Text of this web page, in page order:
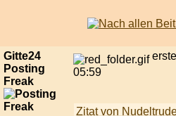
Gitte24
Posting
Freak
05:59
Zitat von